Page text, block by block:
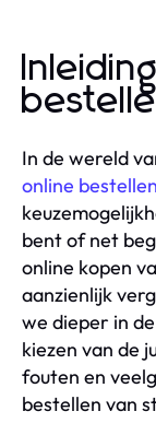
In de wereld
online bestellen
bent of net
online kopen
aanzienlijk
we dieper in
kiezen van de
fouten en
bestellen van